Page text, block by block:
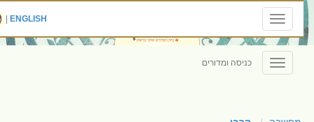
Toggle
navigation
ENGLISH
|
Toggle
navigation
כניסה ומדורים